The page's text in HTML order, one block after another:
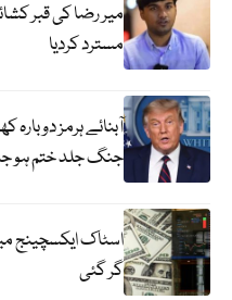
میر رضا کی قبر
مسترد کردیا
آبنائے ہرمز
جنگ جلد ختم ہو
اسٹاک ایکسچینج
گر گئی